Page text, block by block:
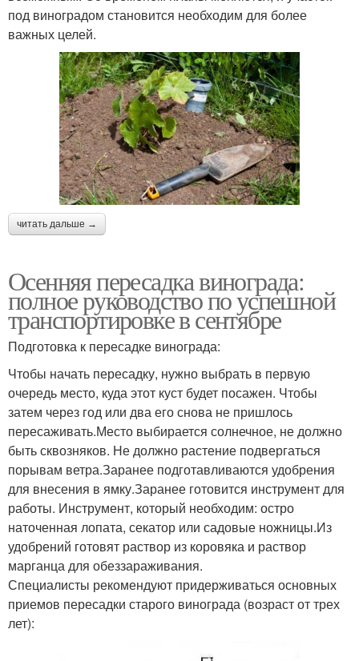
под виноградом становится необходим для более
важных целей.
читать дальше →
Осенняя пересадка винограда:
полное руководство по успешной
транспортировке в сентябре
Подготовка к пересадке винограда:
Чтобы начать пересадку, нужно выбрать в первую
очередь место, куда этот куст будет посажен. Чтобы
затем через год или два его снова не пришлось
пересаживать.Место выбирается солнечное, не должно
быть сквозняков. Не должно растение подвергаться
порывам ветра.Заранее подготавливаются удобрения
для внесения в ямку.Заранее готовится инструмент для
работы. Инструмент, который необходим: остро
наточенная лопата, секатор или садовые ножницы.Из
удобрений готовят раствор из коровяка и раствор
марганца для обеззараживания.
Специалисты рекомендуют придерживаться основных
приемов пересадки старого винограда (возраст от трех
лет):